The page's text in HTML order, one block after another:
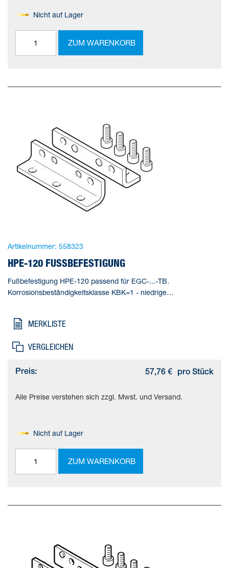
Nicht auf Lager
ZUM WARENKORB
Artikelnummer: 558323
HPE-120 FUSSBEFESTIGUNG
Fußbefestigung HPE-120 passend für EGC-...-TB.
Korrosionsbeständigkeitsklasse KBK=1 - niedrige
MERKLISTE
VERGLEICHEN
Preis: 57,76 € pro Stück
Alle Preise verstehen sich zzgl. Mwst. und Versand.
Nicht auf Lager
ZUM WARENKORB